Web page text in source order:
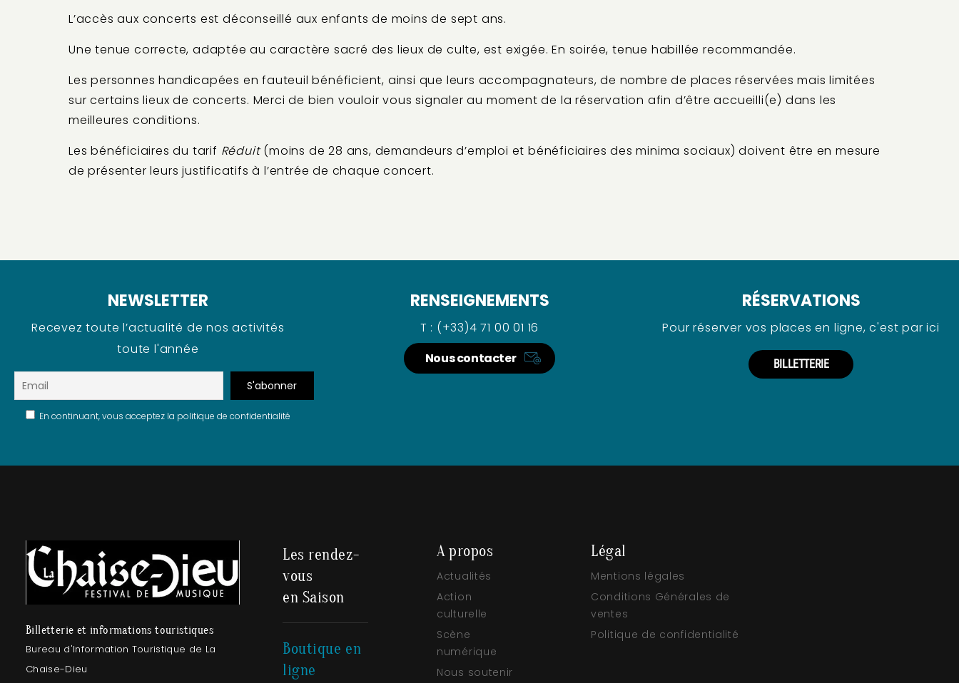
L’accès aux concerts est déconseillé aux enfants de moins de sept ans.
Une tenue correcte, adaptée au caractère sacré des lieux de culte, est exigée. En soirée, tenue habillée recommandée.
Les personnes handicapées en fauteuil bénéficient, ainsi que leurs accompagnateurs, de nombre de places réservées mais limitées
sur certains lieux de concerts. Merci de bien vouloir vous signaler au moment de la réservation afin d’être accueilli(e) dans les
meilleures conditions.
Les bénéficiaires du tarif Réduit(moins de 28 ans, demandeurs d’emploi et bénéficiaires des minima sociaux) doivent être en mesure
de présenter leurs justificatifs à l’entrée de chaque concert.
NEWSLETTER
Recevez toute l’actualité de nos activités
toute l'année
En continuant, vous acceptez la politique de confidentialité
RENSEIGNEMENTS
T : (+33)4 71 00 01 16
Nous contacter
RÉSERVATIONS
Pour réserver vos places en ligne, c'est par ici
BILLETTERIE
Billetterie et informations touristiques
Bureau d'Information Touristique de La
Chaise-Dieu
Les rendez-
vous
en Saison
Boutique en
ligne
A propos
Actualités
Action
culturelle
Scène
numérique
Nous soutenir
Légal
Mentions légales
Conditions Générales de
ventes
Politique de confidentialité